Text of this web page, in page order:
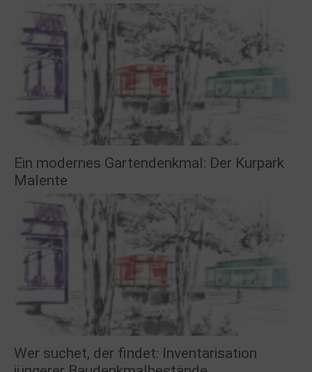
Ein modernes Gartendenkmal: Der Kurpark
Malente
Wer suchet, der findet: Inventarisation